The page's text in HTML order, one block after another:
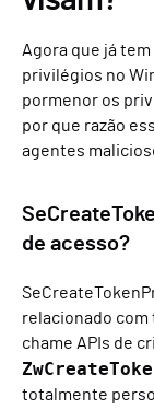
Agora que já
privilégios no
pormenor os
por que razão
agentes
de acesso?
relacionado
chame APIs de
totalmente